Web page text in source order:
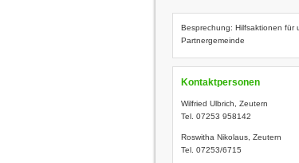
Besprechung: Hilfsaktionen für
Partnergemeinde
Kontaktpersonen
Wilfried Ulbrich, Zeutern
Tel. 07253 958142
Roswitha Nikolaus, Zeutern
Tel. 07253/6715